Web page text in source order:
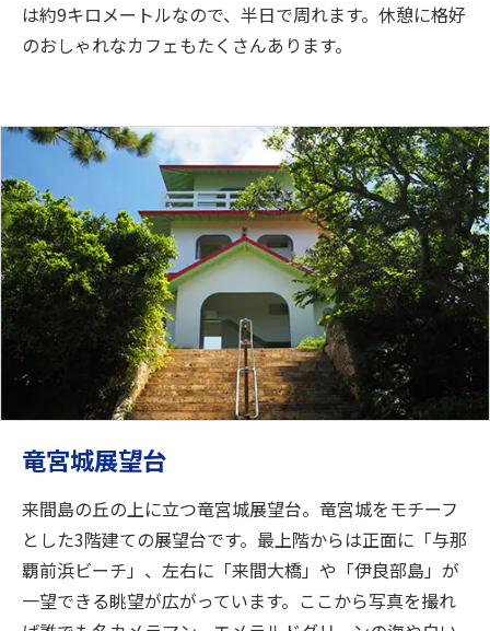
は約9キロメートルなので、半日で周れます。休憩に格好
のおしゃれなカフェもたくさんあります。
竜宮城展望台
来間島の丘の上に立つ竜宮城展望台。竜宮城をモチーフ
とした3階建ての展望台です。最上階からは正面に「与那
覇前浜ビーチ」、左右に「来間大橋」や「伊良部島」が
一望できる眺望が広がっています。ここから写真を撮れ